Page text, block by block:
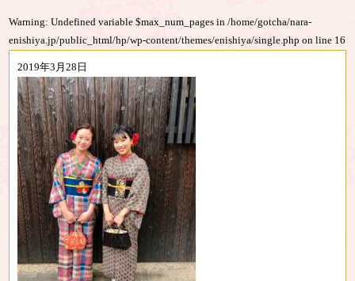
Warning: Undefined variable $max_num_pages in/home/gotcha/nara-
enishiya.jp/public_html/hp/wp-content/themes/enishiya/single.php on line 16
2019年3月28日